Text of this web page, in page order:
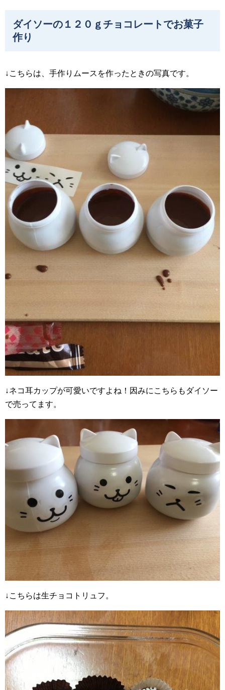
ダイソーの１２０ｇチョコレートでお菓子
作り
↓こちらは、手作りムースを作ったときの写真です。
↓ネコ耳カップが可愛いですよね！因みにこちらもダイソー
で売ってます。
↓こちらは生チョコトリュフ。